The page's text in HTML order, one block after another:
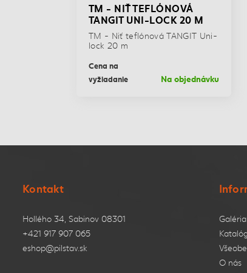
TM - NIŤ TEFLÓNOVÁ
TANGIT UNI-LOCK 20 M
TM - Niť teflónová TANGIT Uni-
lock 20 m
Cena na
vyžiadanie
Na objednávku
Kontakt
Hollého 34, Sabinov 08301
+421 917 907 065
eshop@pilstav.sk
Galéria
O nás